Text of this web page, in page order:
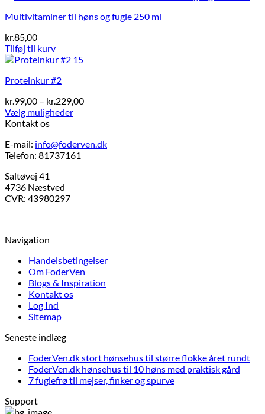
Multivitaminer til høns og fugle 250 ml
kr.85,00
Tilføj til kurv
Proteinkur #2
kr.99,00 – kr.229,00Prisinterval:
Vælg muligheder
Dette
har
flere
Mulighederne
kan
vælges
Kontakt os
E-mail: info@foderven.dk
Telefon: 81737161
Saltøvej 41
4736 Næstved
CVR: 43980297
Navigation
Handelsbetingelser
Om FoderVen
Blogs & Inspiration
Kontakt os
Log Ind
Sitemap
Seneste indlæg
FoderVen.dk stort hønsehus til større flokke året rundt
FoderVen.dk hønsehus til 10 høns med praktisk gård
7 fuglefrø til mejser, finker og spurve
Support